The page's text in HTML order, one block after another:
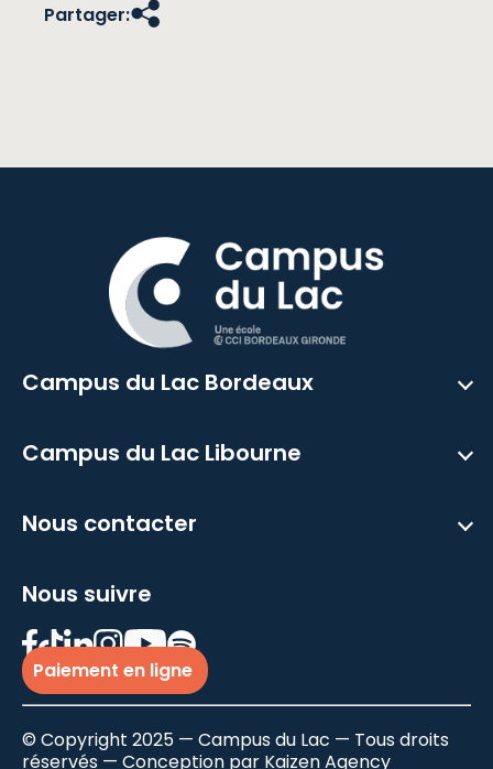
Partager:
Campus du Lac Bordeaux
Campus du Lac Libourne
Nous contacter
Nous suivre
Paiement en ligne
© Copyright 2025 — Campus du Lac — Tous droits
réservés — Conception par Kaizen Agency